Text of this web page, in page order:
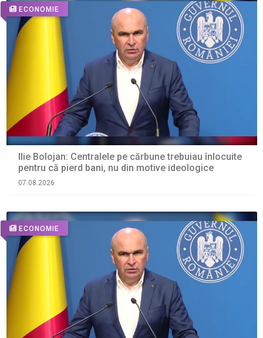
ECONOMIE
Ilie Bolojan: Centralele pe cărbune trebuiau înlocuite
pentru că pierd bani, nu din motive ideologice
07.08.2026
ECONOMIE